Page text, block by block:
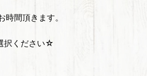
間頂きます。
択ください☆